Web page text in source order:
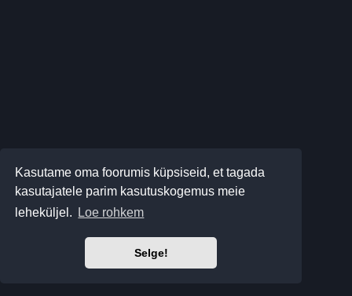
Kasutame oma foorumis küpsiseid, et tagada
kasutajatele parim kasutuskogemus meie
leheküljel.
Loe rohkem
Selge!